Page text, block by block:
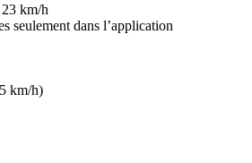
km/h
seulement dans l’application
km/h)